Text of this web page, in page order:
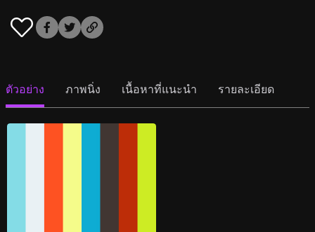
ตัวอย่าง ภาพนิ่ง เนื้อหาที่แนะนำ รายละเอียด